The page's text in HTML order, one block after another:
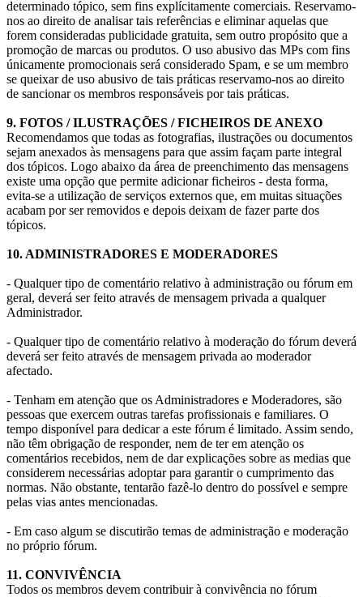
determinado tópico, sem fins explícitamente comerciais. Reservamo-
nos ao direito de analisar tais referências e eliminar aquelas que
forem consideradas publicidade gratuita, sem outro propósito que a
promoção de marcas ou produtos. O uso abusivo das MPs com fins
únicamente promocionais será considerado Spam, e se um membro
se queixar de uso abusivo de tais práticas reservamo-nos ao direito
de sancionar os membros responsáveis por tais práticas.
9. FOTOS / ILUSTRAÇÕES / FICHEIROS DE ANEXO
Recomendamos que todas as fotografias, ilustrações ou documentos
sejam anexados às mensagens para que assim façam parte integral
dos tópicos. Logo abaixo da área de preenchimento das mensagens
existe uma opção que permite adicionar ficheiros - desta forma,
evita-se a utilização de serviços externos que, em muitas situações
acabam por ser removidos e depois deixam de fazer parte dos
tópicos.
10. ADMINISTRADORES E MODERADORES
- Qualquer tipo de comentário relativo à administração ou fórum em
geral, deverá ser feito através de mensagem privada a qualquer
Administrador.
- Qualquer tipo de comentário relativo à moderação do fórum deverá
deverá ser feito através de mensagem privada ao moderador
afectado.
- Tenham em atenção que os Administradores e Moderadores, são
pessoas que exercem outras tarefas profissionais e familiares. O
tempo disponível para dedicar a este fórum é limitado. Assim sendo,
não têm obrigação de responder, nem de ter em atenção os
comentários recebidos, nem de dar explicações sobre as medias que
considerem necessárias adoptar para garantir o cumprimento das
normas. Não obstante, tentarão fazê-lo dentro do possível e sempre
pelas vias antes mencionadas.
- Em caso algum se discutirão temas de administração e moderação
no próprio fórum.
11. CONVIVÊNCIA
Todos os membros devem contribuir à convivência no fórum